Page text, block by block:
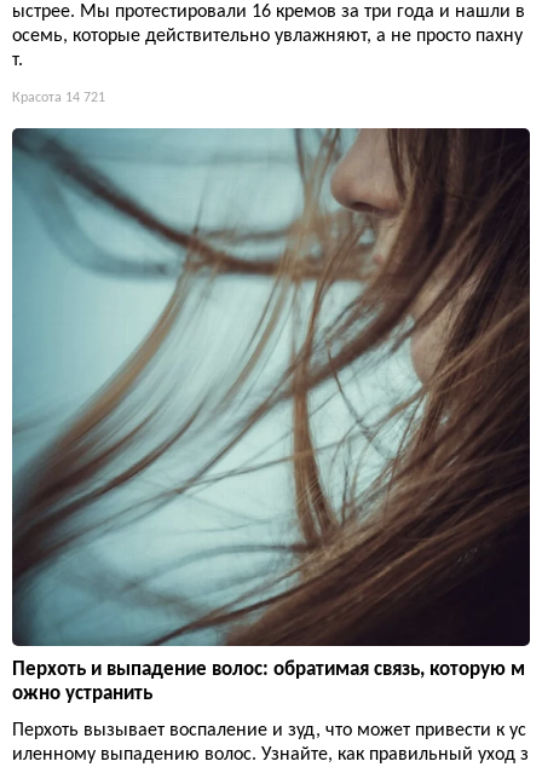
ыстрее. Мы протестировали 16 кремов за три года и нашли в
осемь, которые действительно увлажняют, а не просто пахну
т.
Красота 14 721
Перхоть и выпадение волос: обратимая связь, которую м
ожно устранить
Перхоть вызывает воспаление и зуд, что может привести к ус
иленному выпадению волос. Узнайте, как правильный уход з